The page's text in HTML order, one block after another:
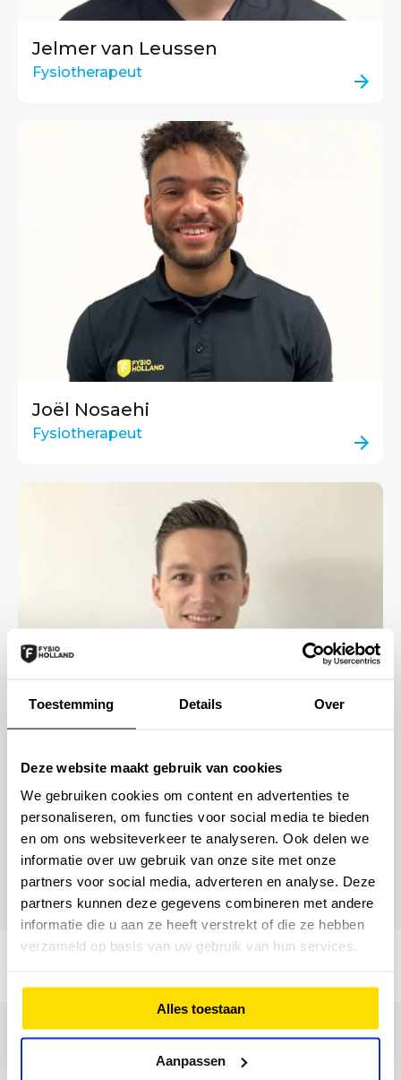
Toestemming Details Over
Deze website maakt gebruik van cookies
We gebruiken cookies om content en advertenties te
personaliseren, om functies voor social media te bieden
en om ons websiteverkeer te analyseren. Ook delen we
informatie over uw gebruik van onze site met onze
partners voor social media, adverteren en analyse. Deze
partners kunnen deze gegevens combineren met andere
informatie die u aan ze heeft verstrekt of die ze hebben
verzameld op basis van uw gebruik van hun services.
Alles toestaan
Aanpassen
Jelmer van Leussen
Fysiotherapeut
Joël Nosaehi
Fysiotherapeut
Kevin Sprengers
Manueel therapeut
Bekijk meer teamleden
Je kunt bij ons terecht